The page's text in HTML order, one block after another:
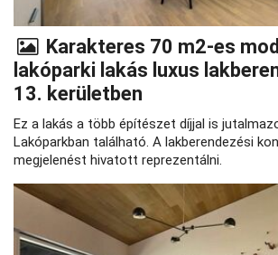
Karakteres 70 m2-es
lakóparki lakás luxus
13. kerületben
Ez a lakás a több építészet díjjal is
Lakóparkban található. A lakberendezési
megjelenést hivatott reprezentálni.